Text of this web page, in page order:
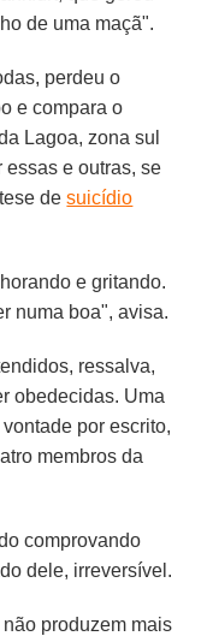
de uma maçã".
perdeu o
e compara o
Lagoa, zona sul
essas e outras, se
desuicídio
e gritando.
numa boa", avisa.
ressalva,
obedecidas. Uma
por escrito,
membros da
comprovando
dele, irreversível.
produzem mais